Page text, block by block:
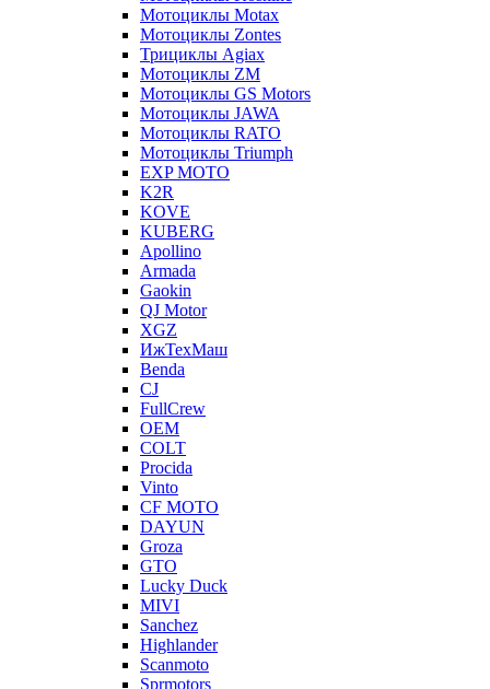
Мотоциклы Motax
Мотоциклы Zontes
Трициклы Agiax
Мотоциклы ZM
Мотоциклы GS Motors
Мотоциклы JAWA
Мотоциклы RATO
Мотоциклы Triumph
EXP MOTO
K2R
KOVE
KUBERG
Apollino
Armada
Gaokin
QJ Motor
XGZ
ИжТехМаш
Benda
CJ
FullCrew
OEM
COLT
Procida
Vinto
CF MOTO
DAYUN
Groza
GTO
Lucky Duck
MIVI
Sanchez
Highlander
Scanmoto
Sprmotors